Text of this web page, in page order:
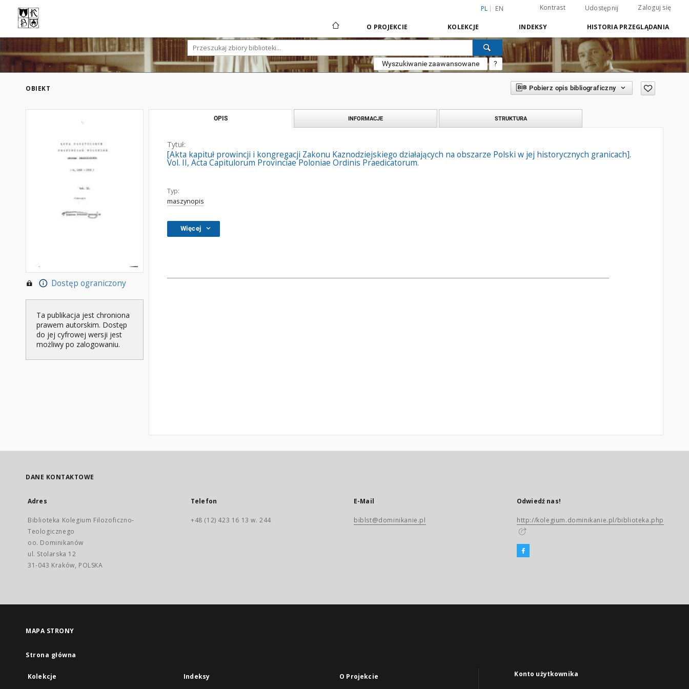
PL EN Kontrast Udostępnij Zaloguj się
O PROJEKCIE KOLEKCJE INDEKSY HISTORIA PRZEGLĄDANIA
Wyszukiwanie zaawansowane ?
OBIEKT Pobierz opis bibliograficzny
Dostęp ograniczony
Ta publikacja jest chroniona
prawem autorskim. Dostęp
do jej cyfrowej wersji jest
możliwy po zalogowaniu.
OPIS INFORMACJE STRUKTURA
Tytuł:
[Akta kapituł prowincji i kongregacji Zakonu Kaznodziejskiego działających na obszarze Polski w jej historycznych granicach].
Vol. II, Acta Capitulorum Provinciae Poloniae Ordinis Praedicatorum.
Typ:
maszynopis
Więcej
DANE KONTAKTOWE
Adres
Biblioteka Kolegium Filozoficzno-
Teologicznego
oo. Dominikanów
ul. Stolarska 12
31-043 Kraków, POLSKA
Telefon
+48 (12) 423 16 13 w. 244
E-Mail
biblst@dominikanie.pl
Odwiedź nas!
http://kolegium.dominikanie.pl/biblioteka.php
MAPA STRONY
Strona główna
Kolekcje Indeksy O Projekcie Konto użytkownika